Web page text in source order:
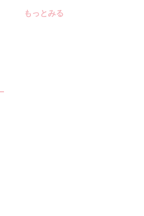
もっとみる